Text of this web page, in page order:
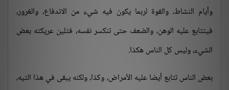
وأيام النشاط، والقوة لربما يكون فيه شيء من الاندفاع، والغرور،
فيتتابع عليه الوهن، والضعف حتى تنكسر نفسه، فتلين عريكته بعض
الشيء، وليس كل الناس هكذا.
بعض الناس تتابع أيضا عليه الأمراض، وكذا، ولكنه يبقى في هذا التيه،